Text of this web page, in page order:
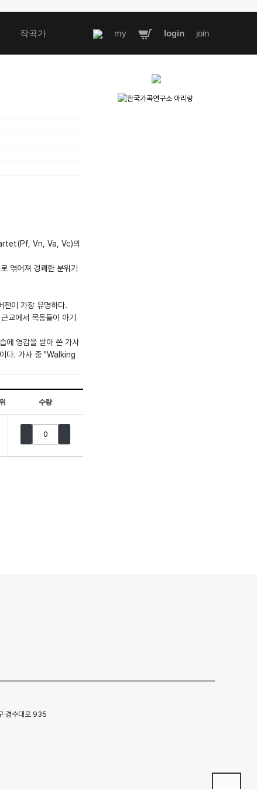
작곡가 join
login
my
Vn, Va, Vc)의
어져 경쾌한 분위기
이 가장 유명하다.
에서 목동들이 아기
에 영감을 받아 쓴 가사
다. 가사 중 "Walking
수량
경수대로 935